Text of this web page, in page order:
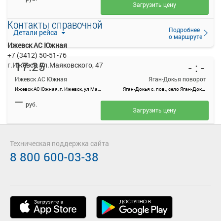
Детали рейса
Подробнее
о маршруте
Загрузить цену
17:25
Ижевск АС Южная
Ижевск АС Южная, г. Ижевск, ул Маяковского, 47
- : -
Яган-Докья поворот
Яган-Докья с. пов., село Яган-Докья, Малопургинский район
— руб.
Загрузить цену
Контакты справочной
Ижевск АС Южная
+7 (3412) 50-51-76
г.Ижевск, ул.Маяковского, 47
Техническая поддержка сайта
8 800 600-03-38